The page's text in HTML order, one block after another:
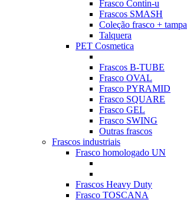
Frasco Contin-u
Frascos SMASH
Coleção frasco + tampa
Talquera
PET Cosmetica
Frascos B-TUBE
Frasco OVAL
Frasco PYRAMID
Frasco SQUARE
Frasco GEL
Frasco SWING
Outras frascos
Frascos industriais
Frasco homologado UN
Frascos Heavy Duty
Frasco TOSCANA